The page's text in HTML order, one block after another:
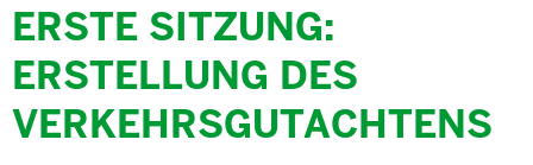
ERSTE SITZUNG:
ERSTELLUNG DES
VERKEHRSGUTACHTENS